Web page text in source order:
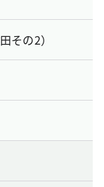
その2）